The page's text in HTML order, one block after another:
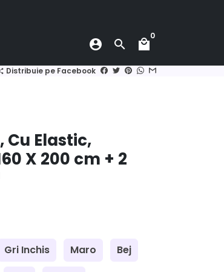
account_circle search local_mall
0
Distribuie pe Facebook
Cu Elastic,
X 200 cm + 2
Gri Inchis Maro
Bej